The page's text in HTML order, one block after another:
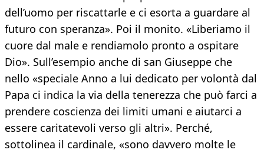
dell’uomo per riscattarle e ci esorta a guardare al
futuro con speranza». Poi il monito. «Liberiamo il
cuore dal male e rendiamolo pronto a ospitare
Dio». Sull’esempio anche di san Giuseppe che
nello «speciale Anno a lui dedicato per volontà dal
Papa ci indica la via della tenerezza che può farci a
prendere coscienza dei limiti umani e aiutarci a
essere caritatevoli verso gli altri». Perché,
sottolinea il cardinale, «sono davvero molte le